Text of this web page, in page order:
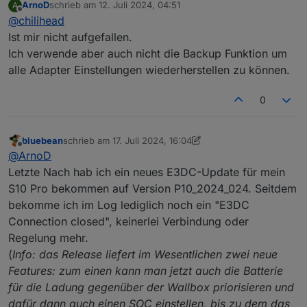
e3dc-rscp.0
javascript.0
2024-07-09 12:33:30.015 warn
e3dc-rscp.0
e3dc-rscp.0
2024-07-09 12:33:27.167 warn Unknown tag:
e3dc-rscp.0
javascript.0
2024-07-09 12:33:24.008 warn
e3dc-rscp.0
e3dc-rscp.0
2024-07-09 12:33:39.167	warn	Unknown tag:
2024-07-09 12:33:39.004	warn
2024-07-09 12:33:39.004	info
2024-07-09 12:33:37.165	warn	Unknown tag:
e3dc-rscp.0
2024-07-09 12:33:35.162	warn	Unknown
e3dc-rscp.0
2024-07-09 12:33:33.196	warn	Unknown tag:
2024-07-09 12:33:31.166	warn	Unknown tag:
A
Offline
ArnoDschrieb am 12. Juli 2024, 04:51
zuletzt editiert von
@chilihead
Ist mir nicht aufgefallen.
Ich verwende aber auch nicht die Backup Funktion um
alle Adapter Einstellungen wiederherstellen zu können.
0
Offline
bluebeanschrieb am 17. Juli 2024, 16:04
zuletzt editiert von bluebean
@ArnoD
Letzte Nach hab ich ein neues E3DC-Update für mein
S10 Pro bekommen auf Version P10_2024_024. Seitdem
bekomme ich im Log lediglich noch ein "E3DC
Connection closed", keinerlei Verbindung oder
Regelung mehr.
(Info: das Release liefert im Wesentlichen zwei neue
Features: zum einen kann man jetzt auch die Batterie
für die Ladung gegenüber der Wallbox priorisieren und
dafür dann auch einen SOC einstellen, bis zu dem das